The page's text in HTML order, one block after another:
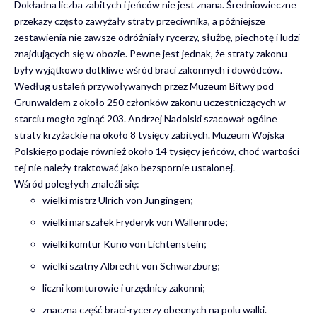
Dokładna liczba zabitych i jeńców nie jest znana. Średniowieczne
przekazy często zawyżały straty przeciwnika, a późniejsze
zestawienia nie zawsze odróżniały rycerzy, służbę, piechotę i ludzi
znajdujących się w obozie. Pewne jest jednak, że straty zakonu
były wyjątkowo dotkliwe wśród braci zakonnych i dowódców.
Według ustaleń przywoływanych przez Muzeum Bitwy pod
Grunwaldem z około 250 członków zakonu uczestniczących w
starciu mogło zginąć 203. Andrzej Nadolski szacował ogólne
straty krzyżackie na około 8 tysięcy zabitych. Muzeum Wojska
Polskiego podaje również około 14 tysięcy jeńców, choć wartości
tej nie należy traktować jako bezspornie ustalonej.
Wśród poległych znaleźli się:
wielki mistrz Ulrich von Jungingen;
wielki marszałek Fryderyk von Wallenrode;
wielki komtur Kuno von Lichtenstein;
wielki szatny Albrecht von Schwarzburg;
liczni komturowie i urzędnicy zakonni;
znaczna część braci-rycerzy obecnych na polu walki.